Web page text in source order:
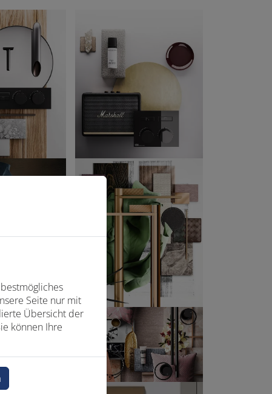
Seite nur mit
Übersicht der
können Ihre